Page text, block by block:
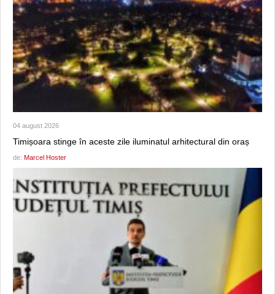
04 august 2026
Timișoara stinge în aceste zile iluminatul arhitectural din oraș
de: Marcel Hoster